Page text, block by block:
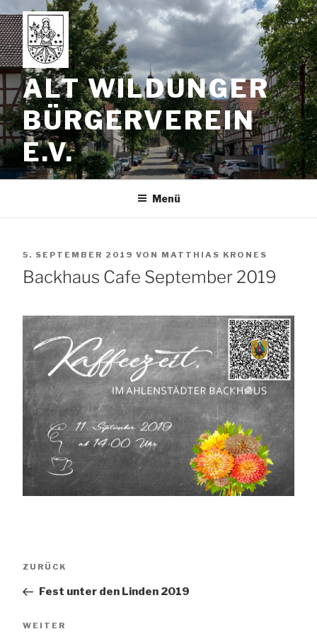
Inhalt
springen
ALT WILDUNGER
BÜRGERVEREIN
E.V.
Menü
VERÖFFENTLICHT
AM
5. SEPTEMBER 2019 VON MATTHIAS KRONES
Backhaus Cafe September 2019
Vorheriger
ZURÜCK
Fest unter den Linden 2019
Nächster
WEITER